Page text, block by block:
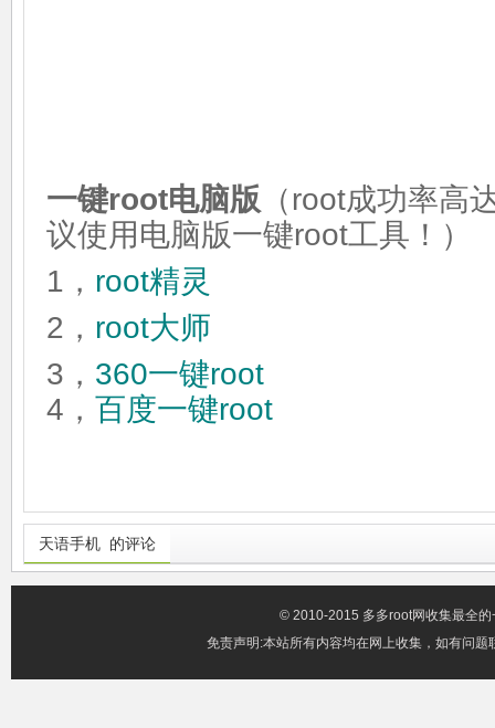
一键root电脑版 （root成功率高
议使用电脑版一键root工具！）
1， root精灵
2， root大师
3， 360一键root
4， 百度一键root
天语手机 的评论
© 2010-2015 多多root网收集最全
免责声明:本站所有内容均在网上收集，如有问